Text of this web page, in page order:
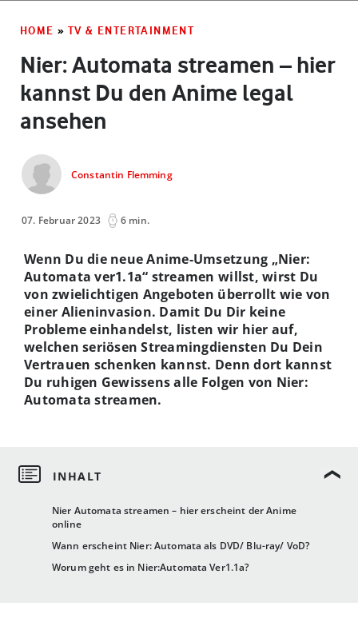
HOME » TV & ENTERTAINMENT
Nier: Automata streamen – hier
kannst Du den Anime legal
ansehen
Constantin Flemming
07. Februar 2023 6 min.
Nier Automata streamen – hier erscheint der Anime
online
Wann erscheint Nier: Automata als DVD/ Blu-ray/ VoD?
Worum geht es in Nier:Automata Ver1.1a?
Wenn Du die neue Anime-Umsetzung „Nier:
Automata ver1.1a“ streamen willst, wirst Du
von zwielichtigen Angeboten überrollt wie von
einer Alieninvasion. Damit Du Dir keine
Probleme einhandelst, listen wir hier auf,
welchen seriösen Streamingdiensten Du Dein
Vertrauen schenken kannst. Denn dort kannst
Du ruhigen Gewissens alle Folgen von Nier:
Automata streamen.